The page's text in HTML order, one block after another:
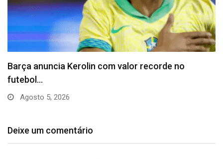
Barça anuncia Kerolin com valor recorde no
futebol…
Agosto 5, 2026
Deixe um comentário